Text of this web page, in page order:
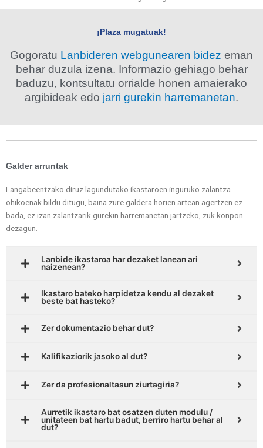
¡Plaza mugatuak!
Gogoratu Lanbideren webgunearen bidez eman
behar duzula izena. Informazio gehiago behar
baduzu, kontsultatu orrialde honen amaierako
argibideak edo jarri gurekin harremanetan.
Galder arruntak
Langabeentzako diruz lagundutako ikastaroen inguruko zalantza
ohikoenak bildu ditugu, baina zure galdera horien artean agertzen ez
bada, ez izan zalantzarik gurekin harremanetan jartzeko, zuk konpon
dezagun.
Lanbide ikastaroa har dezaket lanean ari
naizenean?
Ikastaro bateko harpidetza kendu al dezaket
beste bat hasteko?
Zer dokumentazio behar dut?
Kalifikaziorik jasoko al dut?
Zer da profesionaltasun ziurtagiria?
Aurretik ikastaro bat osatzen duten modulu /
unitateen bat hartu badut, berriro hartu behar al
dut?